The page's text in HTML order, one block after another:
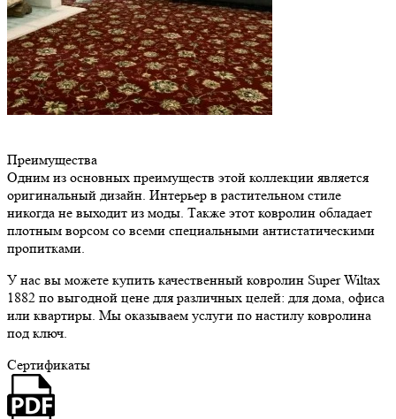
Преимущества
Одним из основных преимуществ этой коллекции является
оригинальный дизайн. Интерьер в растительном стиле
никогда не выходит из моды. Также этот ковролин обладает
плотным ворсом со всеми специальными антистатическими
пропитками.
У нас вы можете купить качественный ковролин Super Wiltax
1882 по выгодной цене для различных целей: для дома, офиса
или квартиры. Мы оказываем услуги по настилу ковролина
под ключ.
Сертификаты